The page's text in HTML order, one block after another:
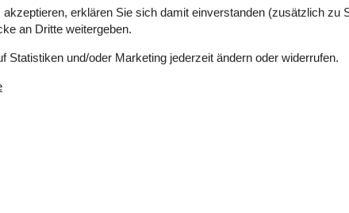
Nichtraucher Ja
erklären Sie sich damit einverstanden (zusätzlich zu
an Dritte weitergeben.
Statistiken und/oder Marketing jederzeit ändern oder widerrufen.